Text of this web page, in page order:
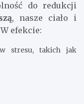
do redukcji
, nasze ciało i
efekcie:
stresu, takich jak